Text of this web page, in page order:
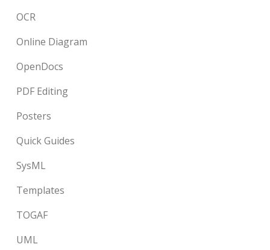
OCR
Online Diagram
OpenDocs
PDF Editing
Posters
Quick Guides
SysML
Templates
TOGAF
UML